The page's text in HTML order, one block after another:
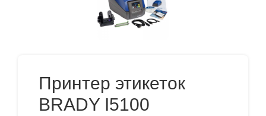
Принтер этикеток
BRADY I5100